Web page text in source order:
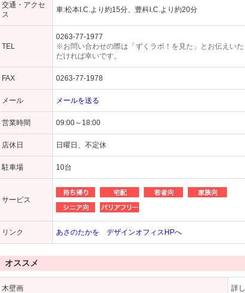
交通・アクセ
ス
車:松本I.C.より約15分、豊科I.C.より約20分
TEL
0263-77-1977
※お問い合わせの際は「ずくラボ！を見た」とお伝えいた
だければ幸いです。
FAX 0263-77-1978
メール メールを送る
営業時間 09:00～18:00
店休日 日曜日、不定休
駐車場 10台
サービス
リンク あさのたかを デザインオフィスHPへ
オススメ
木壁画 詳